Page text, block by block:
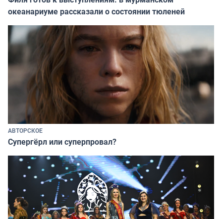
океанариуме рассказали о состоянии тюленей
АВТОРСКОЕ
Супергёрл или суперпровал?